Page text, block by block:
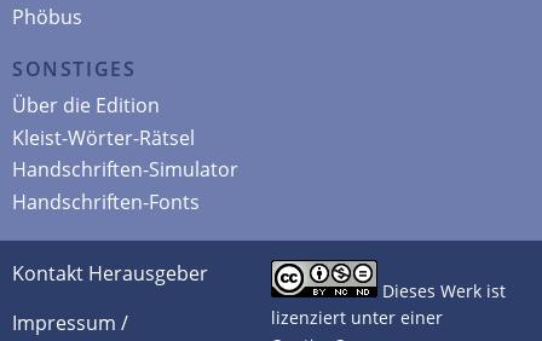
Phöbus
SONSTIGES
Über die Edition
Kleist-Wörter-Rätsel
Handschriften-Simulator
Handschriften-Fonts
Kontakt Herausgeber
Impressum /
Dieses Werk ist
lizenziert unter einer